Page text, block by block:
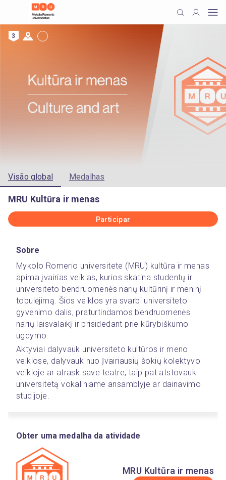
3
Visão global Medalhas
MRU Kultūra ir menas
Participar
Sobre
Mykolo Romerio universitete (MRU) kultūra ir menas
apima įvairias veiklas, kurios skatina studentų ir
universiteto bendruomenės narių kultūrinį ir meninį
tobulėjimą. Šios veiklos yra svarbi universiteto
gyvenimo dalis, praturtindamos bendruomenės
narių laisvalaikį ir prisidedant prie kūrybiškumo
ugdymo.
Aktyviai dalyvauk universiteto kultūros ir meno
veiklose, dalyvauk nuo Įvairiausių šokių kolektyvo
veikloje ar atrask save teatre, taip pat atstovauk
universitetą vokaliniame ansamblyje ar dainavimo
studijoje.
Obter uma medalha da atividade
MRU Kultūra ir menas